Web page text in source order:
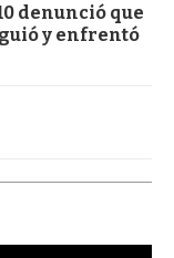
denunció que
y enfrentó